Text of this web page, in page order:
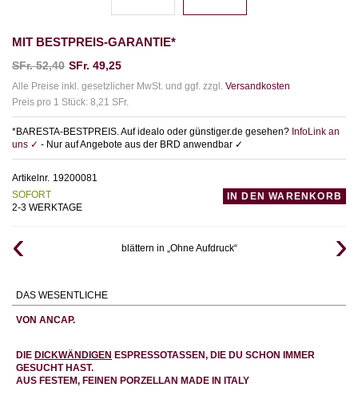
MIT BESTPREIS-GARANTIE*
SFr.52,40 SFr. 49,25
Alle Preise inkl. gesetzlicher MwSt. und ggf. zzgl. Versandkosten
Preis pro 1 Stück: 8,21 SFr.
*BARESTA-BESTPREIS. Auf idealo oder günstiger.de gesehen? InfoLink an
uns ✓ - Nur auf Angebote aus der BRD anwendbar ✓
Artikelnr. 19200081
SOFORT
2-3 WERKTAGE
IN DEN WARENKORB
blättern in „Ohne Aufdruck“
DAS WESENTLICHE
VON ANCAP.
DIE DICKWÄNDIGEN ESPRESSOTASSEN, DIE DU SCHON IMMER
GESUCHT HAST.
AUS FESTEM, FEINEN PORZELLAN MADE IN ITALY